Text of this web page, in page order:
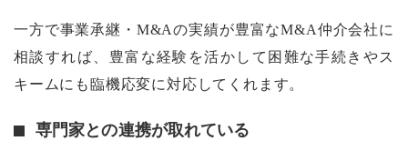
一方で事業承継・M&Aの実績が豊富なM&A仲介会社に
相談すれば、豊富な経験を活かして困難な手続きやス
キームにも臨機応変に対応してくれます。
専門家との連携が取れている